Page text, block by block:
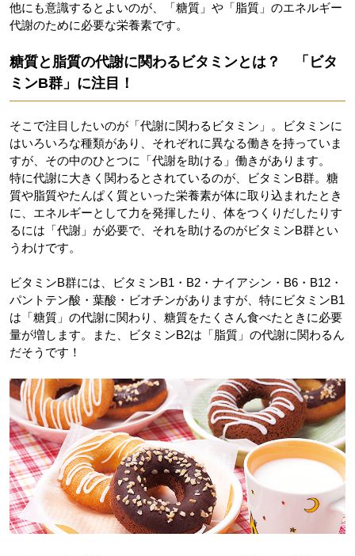
他にも意識するとよいのが、「糖質」や「脂質」のエネルギー
代謝のために必要な栄養素です。
糖質と脂質の代謝に関わるビタミンとは？ 「ビタ
ミンB群」に注目！
そこで注目したいのが「代謝に関わるビタミン」。ビタミンに
はいろいろな種類があり、それぞれに異なる働きを持っていま
すが、その中のひとつに「代謝を助ける」働きがあります。
特に代謝に大きく関わるとされているのが、ビタミンB群。糖
質や脂質やたんぱく質といった栄養素が体に取り込まれたとき
に、エネルギーとして力を発揮したり、体をつくりだしたりす
るには「代謝」が必要で、それを助けるのがビタミンB群とい
うわけです。
ビタミンB群には、ビタミンB1・B2・ナイアシン・B6・B12・
パントテン酸・葉酸・ビオチンがありますが、特にビタミンB1
は「糖質」の代謝に関わり、糖質をたくさん食べたときに必要
量が増します。また、ビタミンB2は「脂質」の代謝に関わるん
だそうです！